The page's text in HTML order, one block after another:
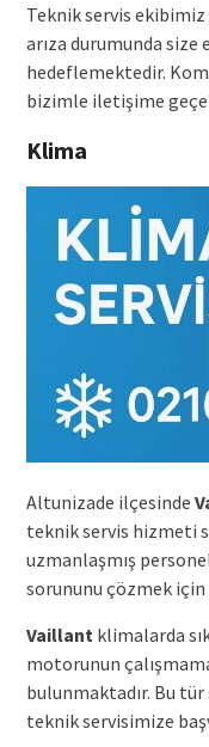
Teknik servis
arıza durumunda size
hedeflemektedir.
bizimle iletişime
Klima
Altunizade ilçesinde
teknik servis hizmeti
uzmanlaşmış
sorununu çözmek
Vaillant klimalarda
motorunun
bulunmaktadır. Bu tür
teknik servisimize